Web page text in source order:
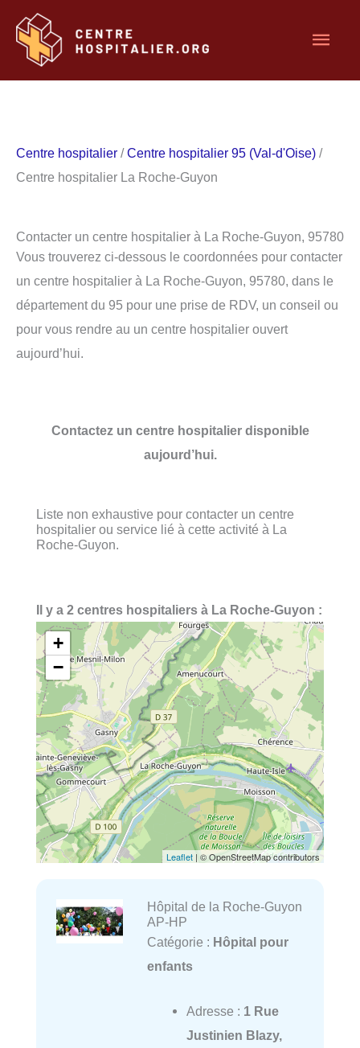
contenu
Centre hospitalier /Centre hospitalier 95 (Val-d'Oise) /
Centre hospitalier La Roche-Guyon
Contacter un centre hospitalier à La Roche-Guyon, 95780
Vous trouverez ci-dessous le coordonnées pour contacter
un centre hospitalier à La Roche-Guyon, 95780, dans le
département du 95 pour une prise de RDV, un conseil ou
pour vous rendre au un centre hospitalier ouvert
aujourd’hui.
Contactez un centre hospitalier disponible
aujourd’hui.
Liste non exhaustive pour contacter un centre
hospitalier ou service lié à cette activité à La
Roche-Guyon.
Il y a 2 centres hospitaliers à La Roche-Guyon :
+
−
Leaflet | © OpenStreetMap contributors
Hôpital de la Roche-Guyon
AP-HP
Catégorie : Hôpital pour
enfants
Adresse : 1 Rue
Justinien Blazy,